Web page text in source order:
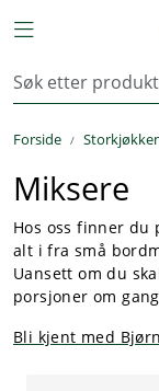
Toggle navigation
Forside
Miksere
Hos oss finner du
alt i fra små
Uansett om du
porsjoner om
Bli kjent med
Kjøkkenutstyr
Storkjøkken
Renhold & Vaskeri
Arbeidstøy